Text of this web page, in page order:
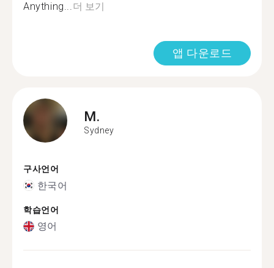
Anything...더 보기
앱 다운로드
M.
Sydney
구사언어
한국어
학습언어
영어